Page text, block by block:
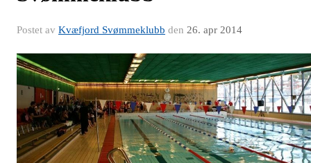
Postet av Kvæfjord Svømmeklubb den 26. apr 2014